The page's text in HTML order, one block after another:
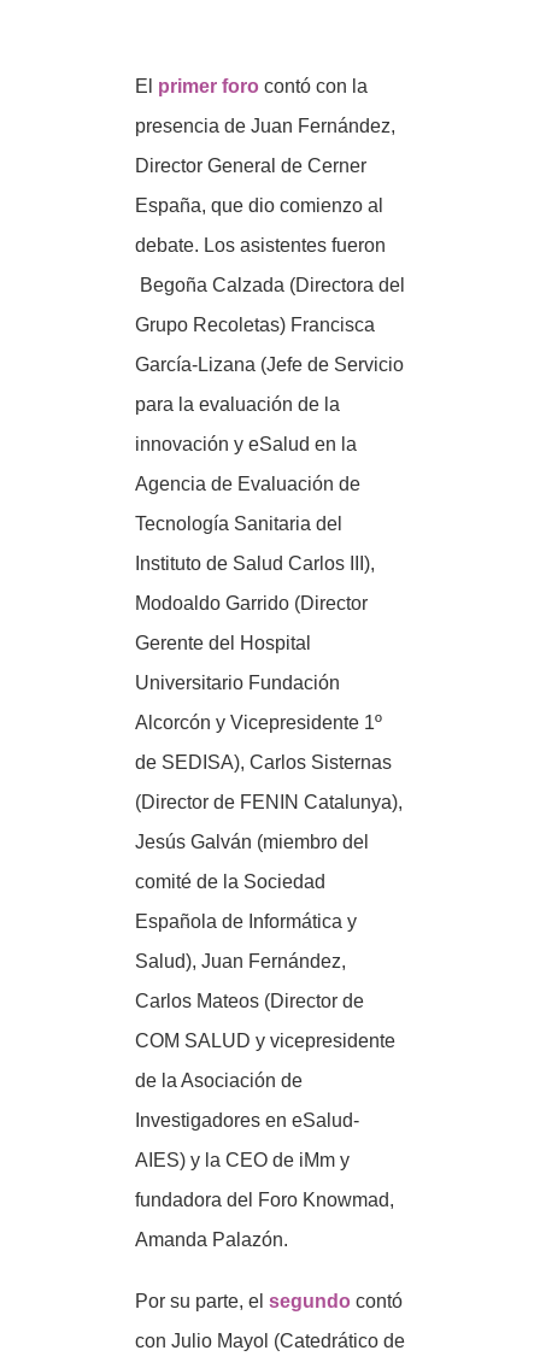
El primer foro contó con la
presencia de Juan Fernández,
Director General de Cerner
España, que dio comienzo al
debate. Los asistentes fueron
Begoña Calzada (Directora del
Grupo Recoletas) Francisca
García-Lizana (Jefe de Servicio
para la evaluación de la
innovación y eSalud en la
Agencia de Evaluación de
Tecnología Sanitaria del
Instituto de Salud Carlos III),
Modoaldo Garrido (Director
Gerente del Hospital
Universitario Fundación
Alcorcón y Vicepresidente 1º
de SEDISA), Carlos Sisternas
(Director de FENIN Catalunya),
Jesús Galván (miembro del
comité de la Sociedad
Española de Informática y
Salud), Juan Fernández,
Carlos Mateos (Director de
COM SALUD y vicepresidente
de la Asociación de
Investigadores en eSalud-
AIES) y la CEO de iMm y
fundadora del Foro Knowmad,
Amanda Palazón.
Por su parte, el segundo contó
con Julio Mayol (Catedrático de